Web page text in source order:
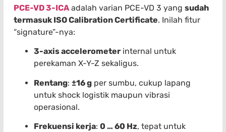
PCE-VD 3-ICAadalah varian PCE-VD 3 yang sudah
termasuk ISO Calibration Certificate. Inilah fitur
“signature”-nya:
3-axis accelerometer internal untuk
perekaman X-Y-Z sekaligus.
Rentang: ±16 g per sumbu, cukup lapang
untuk shock logistik maupun vibrasi
operasional.
Frekuensi kerja: 0 … 60 Hz, tepat untuk